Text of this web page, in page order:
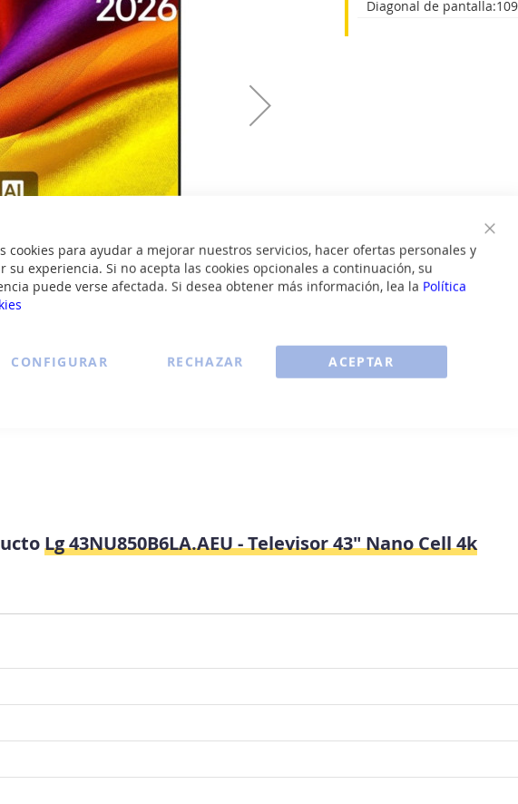
cookies para ayudar a mejorar nuestros servicios, hacer ofertas personales y
su experiencia. Si no acepta las cookies opcionales a continuación, su
puede verse afectada. Si desea obtener más información, lea la Política
ACEPTAR
CONFIGURAR RECHAZAR
Diagonal de
Lg 43NU850B6LA.AEU - Televisor 43" Nano Cell 4k